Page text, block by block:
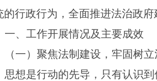
的行政行为，全面推进法治政
一、工作开展情况及主要成效
（一） 聚焦法制建设，牢固树
思想是行动的先导，只有认识